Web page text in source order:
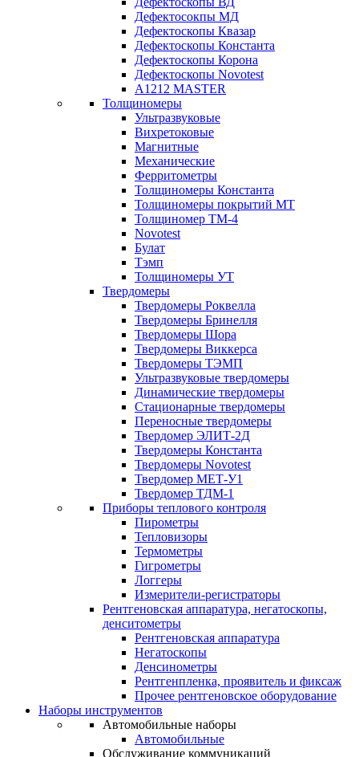
Дефектосокпы МД
Дефектоскопы Квазар
Дефектоскопы Константа
Дефектоскопы Корона
Дефектоскопы Novotest
А1212 MASTER
Толщиномеры
Ультразвуковые
Вихретоковые
Магнитные
Механические
Ферритометры
Толщиномеры Константа
Толщиномеры покрытий МТ
Толщиномер ТМ-4
Novotest
Булат
Тэмп
Толщиномеры УТ
Твердомеры
Твердомеры Роквелла
Твердомеры Бринелля
Твердомеры Шора
Твердомеры Виккерса
Твердомеры ТЭМП
Ультразвуковые твердомеры
Динамические твердомеры
Стационарные твердомеры
Переносные твердомеры
Твердомер ЭЛИТ-2Д
Твердомеры Константа
Твердомеры Novotest
Твердомер МЕТ-У1
Твердомер ТДМ-1
Приборы теплового контроля
Пирометры
Тепловизоры
Термометры
Гигрометры
Логгеры
Измерители-регистраторы
Рентгеновская аппаратура, негатоскопы,
денситометры
Рентгеновская аппаратура
Негатоскопы
Денсинометры
Рентгенпленка, проявитель и фиксаж
Прочее рентгеновское оборудование
Наборы инструментов
Автомобильные наборы
Автомобильные
Обслуживание коммуникаций